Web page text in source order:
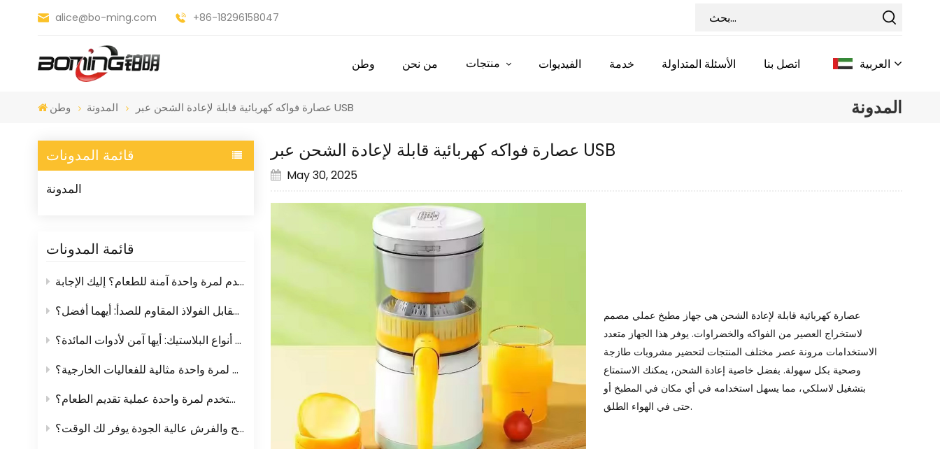
alice@bo-ming.com +86-18296158047
وطن من نحن الفيديوات خدمة الأسئلة المتداولة اتصل بنا العربية
Português
Nederlands
Türkçe
وطن المدونة عصارة فواكه كهربائية قابلة لإعادة الشحن عبر USB المدونة
قائمة المدونات
المدونة
قائمة المدونات
هل أدوات المائدة البلاستيكية التي تُستخدم لمرة واحدة آمنة للطعام؟ إليك الإجابة
مبشرات المطبخ البلاستيكية مقابل الفولاذ المقاوم للصدأ: أيهما أفضل؟
فهم أنواع البلاستيك: أيها آمن لأدوات المائدة؟
لماذا تُعدّ أدوات المائدة البلاستيكية التي تُستخدم لمرة واحدة مثالية للفعاليات الخارجية؟
كيف تُسهّل الأكواب والأطباق التي تُستخدم لمرة واحدة عملية تقديم الطعام؟
لماذا الاستثمار في المماسح والفرش عالية الجودة يوفر لك الوقت؟
عصارة فواكه كهربائية قابلة لإعادة الشحن عبر USB
May 30, 2025
عصارة كهربائية قابلة لإعادة الشحن هي جهاز مطبخ عملي مصمم
لاستخراج العصير من الفواكه والخضراوات. يوفر هذا الجهاز متعدد
الاستخدامات مرونة عصر مختلف المنتجات لتحضير مشروبات طازجة
وصحية بكل سهولة. بفضل خاصية إعادة الشحن، يمكنك الاستمتاع
بتشغيل لاسلكي، مما يسهل استخدامه في أي مكان في المطبخ أو
حتى في الهواء الطلق.